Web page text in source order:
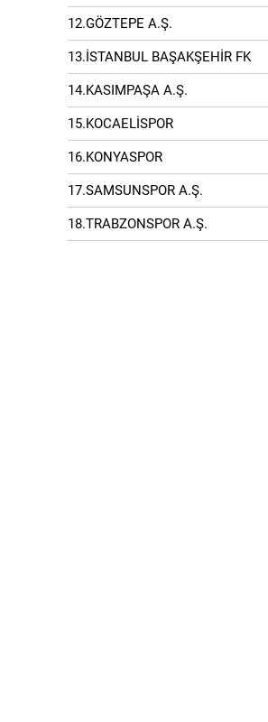
12.GÖZTEPE A.Ş.
13.İSTANBUL BAŞAKŞEHİR FK
14.KASIMPAŞA A.Ş.
15.KOCAELİSPOR
16.KONYASPOR
17.SAMSUNSPOR A.Ş.
18.TRABZONSPOR A.Ş.